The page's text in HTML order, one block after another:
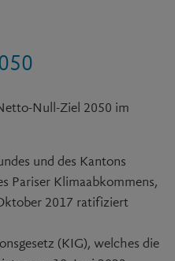
Null-Ziel 2050 im
und des Kantons
Pariser Klimaabkommens,
2017 ratifiziert
(KIG), welches die